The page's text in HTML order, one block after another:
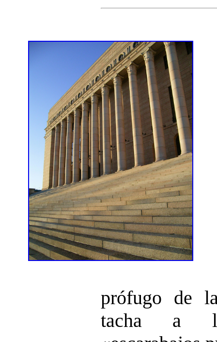
prófugo de
tacha a